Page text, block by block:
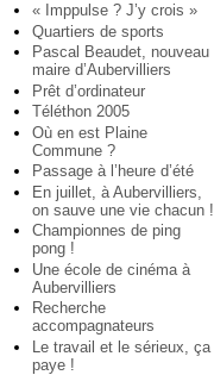
« Imppulse ? J’y crois »
Quartiers de sports
Pascal Beaudet, nouveau
maire d’Aubervilliers
Prêt d’ordinateur
Téléthon 2005
Où en est Plaine
Commune ?
Passage à l’heure d’été
En juillet, à Aubervilliers,
on sauve une vie chacun !
Championnes de ping
pong !
Une école de cinéma à
Aubervilliers
Recherche
accompagnateurs
Le travail et le sérieux, ça
paye !